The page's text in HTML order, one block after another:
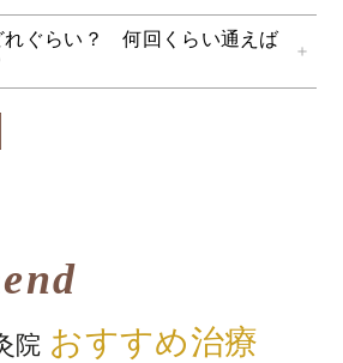
れぐらい？ 何回くらい通えば
＋
院 おすすめ治療